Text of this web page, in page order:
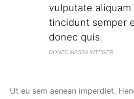
vulputate
tincidunt semper
donec quis.
DONEC MASSA INTEGER
Ut eu sem aenean imperdiet.